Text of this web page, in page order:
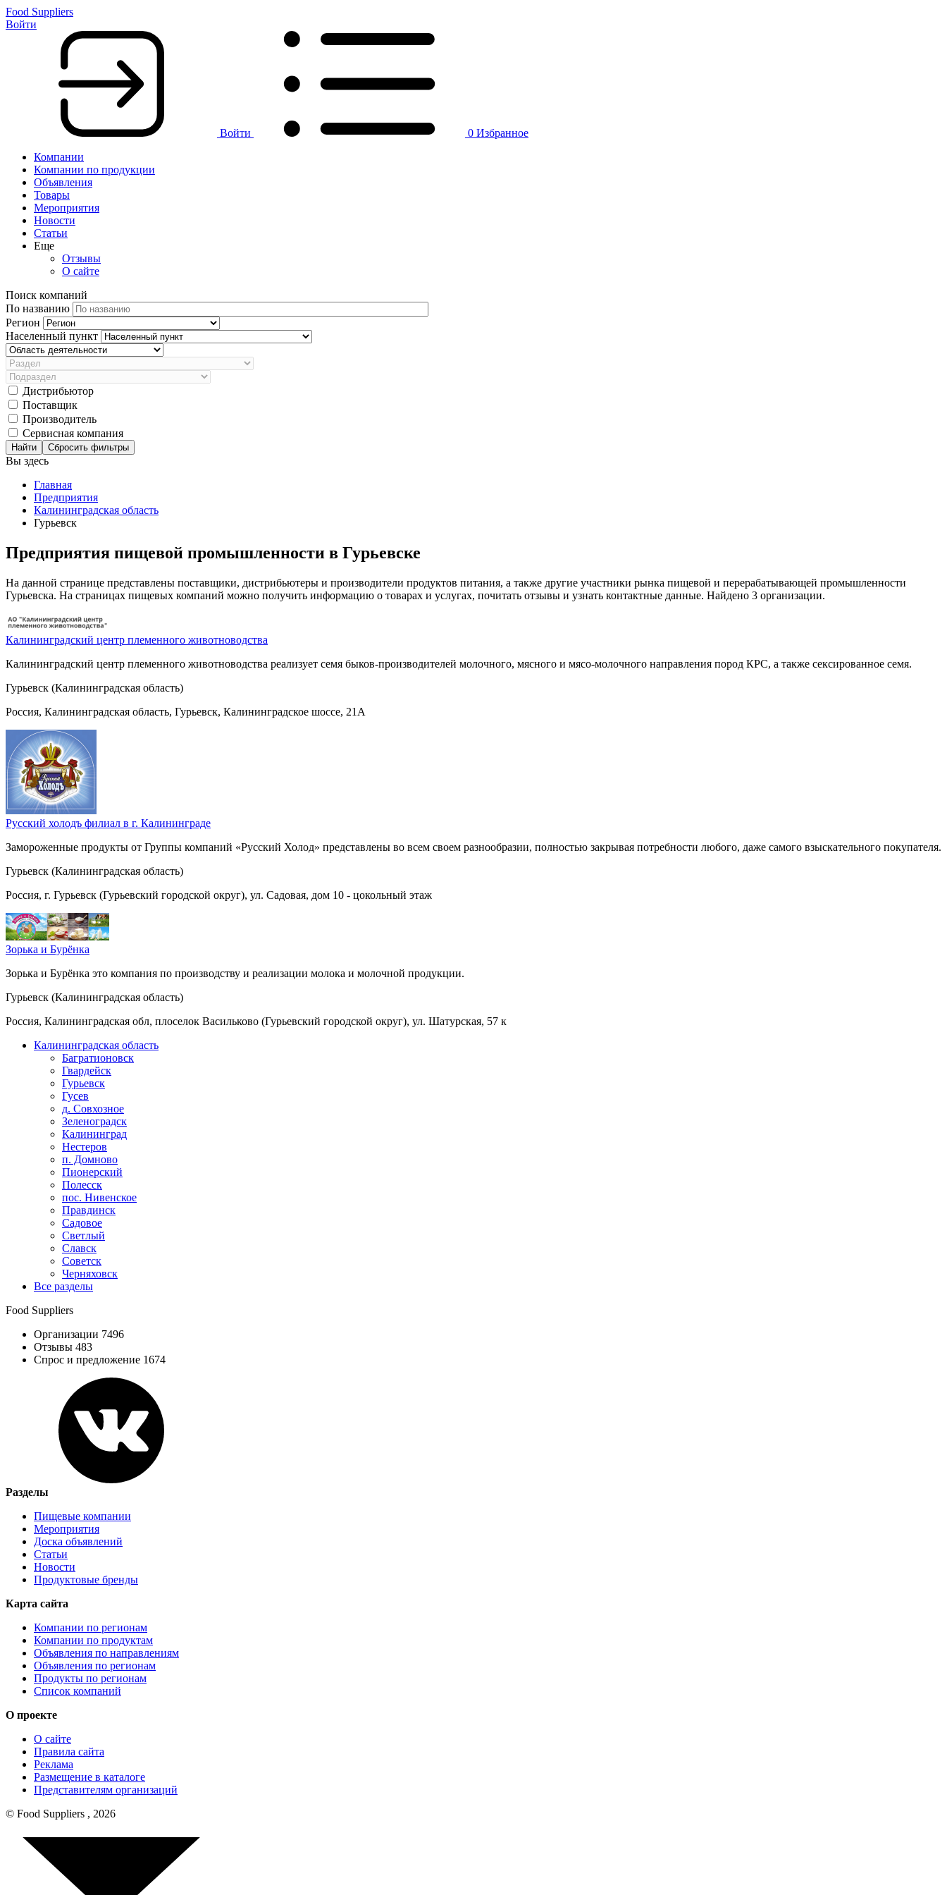
Food Suppliers
Войти
Войти 0 Избранное
Компании
Компании по продукции
Объявления
Товары
Мероприятия
Новости
Статьи
Еще
Отзывы
О сайте
Поиск компаний
По названию
Регион
Населенный пункт
Дистрибьютор
Поставщик
Производитель
Сервисная компания
Сбросить фильтры
Вы здесь
Главная
Предприятия
Калининградская область
Гурьевск
Предприятия пищевой промышленности в Гурьевске
На данной странице представлены поставщики, дистрибьютеры и производители продуктов питания, а также другие участники рынка пищевой и перерабатывающей промышленности
Гурьевска. На страницах пищевых компаний можно получить информацию о товарах и услугах, почитать отзывы и узнать контактные данные. Найдено 3 организации.
Калининградский центр племенного животноводства
Калининградский центр племенного животноводства реализует семя быков-производителей молочного, мясного и мясо-молочного направления пород КРС, а также сексированное семя.
Гурьевск (Калининградская область)
Россия, Калининградская область, Гурьевск, Калининградское шоссе, 21А
Русский холодъ филиал в г. Калининграде
Замороженные продукты от Группы компаний «Русский Холод» представлены во всем своем разнообразии, полностью закрывая потребности любого, даже самого взыскательного покупателя.
Гурьевск (Калининградская область)
Россия, г. Гурьевск (Гурьевский городской округ), ул. Садовая, дом 10 - цокольный этаж
Зорька и Бурёнка
Зорька и Бурёнка это компания по производству и реализации молока и молочной продукции.
Гурьевск (Калининградская область)
Россия, Калининградская обл, плоселок Васильково (Гурьевский городской округ), ул. Шатурская, 57 к
Калининградская область
Багратионовск
Гвардейск
Гурьевск
Гусев
д. Совхозное
Зеленоградск
Калининград
Нестеров
п. Домново
Пионерский
Полесск
пос. Нивенское
Правдинск
Садовое
Светлый
Славск
Советск
Черняховск
Все разделы
Food Suppliers
Организации 7496
Отзывы 483
Спрос и предложение 1674
Разделы
Пищевые компании
Мероприятия
Доска объявлений
Статьи
Новости
Продуктовые бренды
Карта сайта
Компании по регионам
Компании по продуктам
Объявления по направлениям
Объявления по регионам
Продукты по регионам
Список компаний
О проекте
О сайте
Правила сайта
Реклама
Размещение в каталоге
Представителям организаций
© Food Suppliers , 2026